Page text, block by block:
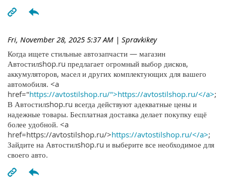
Fri, November 28, 2025 5:37 AM | Spravkikey
Когда ищете стильные автозапчасти — магазин
Автостилshop.ru предлагает огромный выбор дисков,
аккумуляторов, масел и других комплектующих для вашего
автомобиля. <a
href="https://avtostilshop.ru/">https://avtostilshop.ru/</a>;
В Автостилshop.ru всегда действуют адекватные цены и
надежные товары. Бесплатная доставка делает покупку ещё
более удобной. <a
href=https://avtostilshop.ru/>https://avtostilshop.ru/</a>;
Зайдите на Автостилshop.ru и выберите все необходимое для
своего авто.